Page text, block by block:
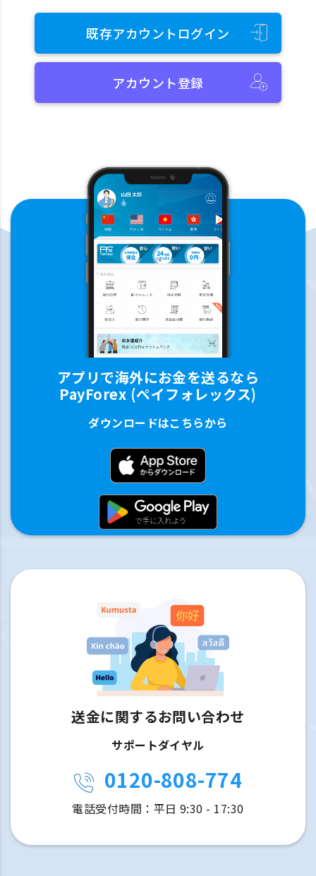
既存アカウントログイン
アカウント登録
アプリで海外にお金を送るなら
PayForex (ペイフォレックス)
ダウンロードはこちらから
送金に関するお問い合わせ
サポートダイヤル
0120-808-774
電話受付時間：平日 9:30 - 17:30